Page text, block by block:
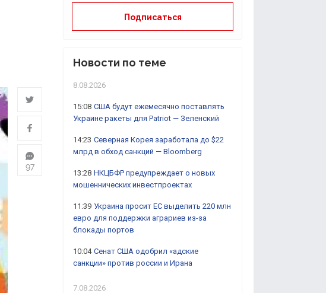
97
Новости по теме
8.08.2026
15:08 США будут ежемесячно поставлять
Украине ракеты для Patriot — Зеленский
14:23 Северная Корея заработала до $22
млрд в обход санкций — Bloomberg
13:28 НКЦБФР предупреждает о новых
мошеннических инвестпроектах
11:39 Украина просит ЕС выделить 220 млн
евро для поддержки аграриев из-за
блокады портов
10:04 Сенат США одобрил «адские
санкции» против россии и Ирана
7.08.2026